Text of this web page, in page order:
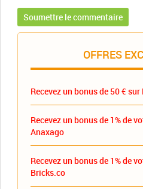
OFFRES
Recevez un bonus de 50 €
Recevez un bonus de 1% de
Anaxago
Recevez un bonus de 1% de
Bricks.co